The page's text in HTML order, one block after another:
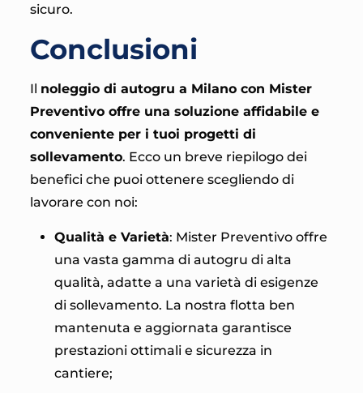
sicuro.
Conclusioni
Il noleggio di autogru a Milano con Mister
Preventivo offre una soluzione affidabile e
conveniente per i tuoi progetti di
sollevamento. Ecco un breve riepilogo dei
benefici che puoi ottenere scegliendo di
lavorare con noi:
Qualità e Varietà: Mister Preventivo offre
una vasta gamma di autogru di alta
qualità, adatte a una varietà di esigenze
di sollevamento. La nostra flotta ben
mantenuta e aggiornata garantisce
prestazioni ottimali e sicurezza in
cantiere;